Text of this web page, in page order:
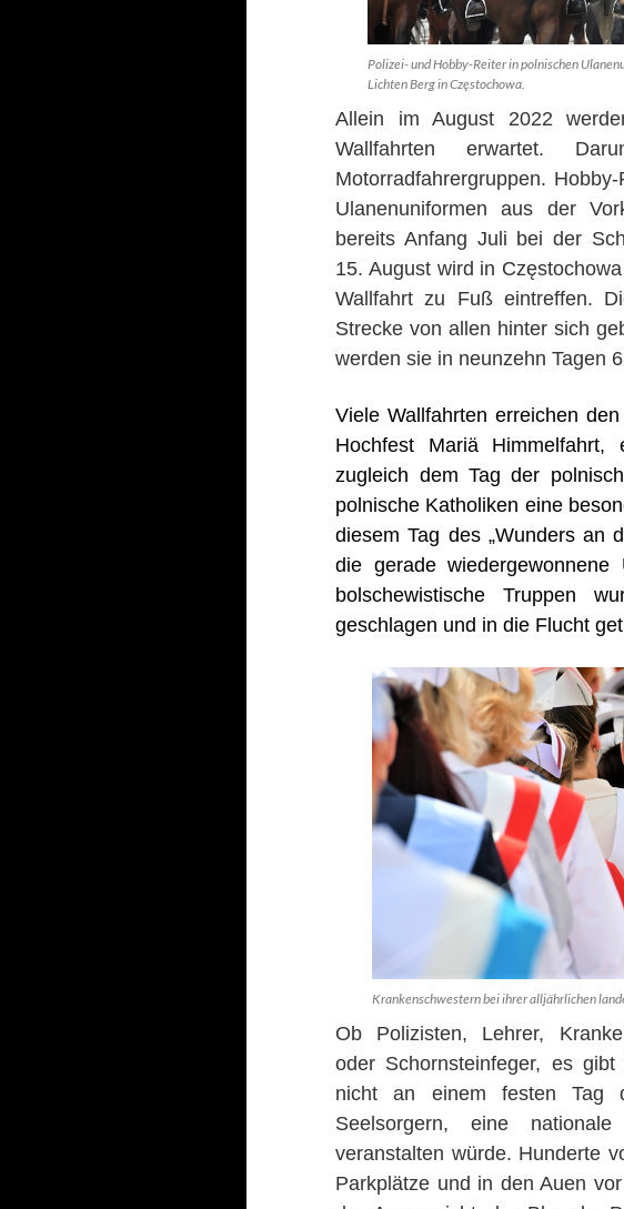
Polizei- und Hobby-Reiter in polnischen
Lichten Berg in Częstochowa.
Allein im August 2022
Wallfahrten erwartet.
Motorradfahrergruppen.
Ulanenuniformen aus der
bereits Anfang Juli bei der
15. August wird in
Wallfahrt zu Fuß eintreffen.
Strecke von allen hinter sich
werden sie in neunzehn Tagen
Viele Wallfahrten erreichen
Hochfest Mariä Himmelfahrt,
zugleich dem Tag der
polnische Katholiken eine
diesem Tag des „Wunders an
die gerade
bolschewistische Truppen
geschlagen und in die Flucht
Krankenschwestern bei ihrer alljährlichen
Ob Polizisten, Lehrer,
oder Schornsteinfeger, es
nicht an einem festen Tag
Seelsorgern, eine
veranstalten würde. Hunderte
Parkplätze und in den Auen